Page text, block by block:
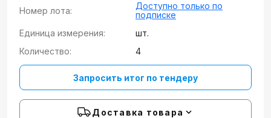
Номер лота:
Доступно только по
подписке
Единица измерения:
шт.
Количество:
4
Запросить итог по тендеру
Доставка товара